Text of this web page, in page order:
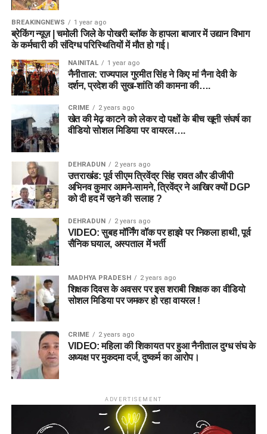
BREAKINGNEWS 1 year ago
ब्रेकिंग न्यूज़ | चमोली जिले के पोखरी ब्लॉक के हापला बाजार में उद्यान विभाग
के कर्मचारी की संदिग्ध परिस्थितियों में मौत हो गई।
NAINITAL 1 year ago
नैनीताल: राज्यपाल गुरमीत सिंह ने किए मां नैना देवी के
दर्शन, प्रदेश की सुख-शांति की कामना की….
CRIME 2 years ago
खेत की मेढ़ काटने को लेकर दो पक्षों के बीच खूनी संघर्ष का
वीडियो सोशल मिडिया पर वायरल….
DEHRADUN 2 years ago
उत्तराखंड: पूर्व सीएम त्रिवेंद्र सिंह रावत और डीजीपी
अभिनव कुमार आमने-सामने, त्रिवेंद्र ने आखिर क्यों DGP
को दी हद में रहने की सलाह ?
DEHRADUN 2 years ago
VIDEO: सुबह मॉर्निंग वॉक पर हाइवे पर निकला हाथी, पूर्व
सैनिक घयाल, अस्पताल में भर्ती
MADHYA PRADESH 2 years ago
शिक्षक दिवस के अवसर पर इस शराबी शिक्षक का वीडियो
सोशल मिडिया पर जमकर हो रहा वायरल !
CRIME 2 years ago
VIDEO: महिला की शिकायत पर हुआ नैनीताल दुग्ध संघ के
अध्यक्ष पर मुकदमा दर्ज, दुष्कर्म का आरोप।
ADVERTISEMENT